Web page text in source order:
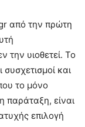
από την πρώτη
την υιοθετεί. Το
συσχετισμοί και
το μόνο
παράταξη, είναι
επιλογή